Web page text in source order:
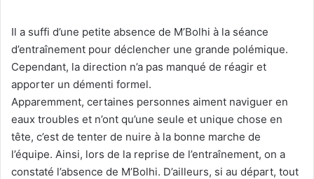
Il a suffi d’une petite absence de M’Bolhi à la séance
d’entraînement pour déclencher une grande polémique.
Cependant, la direction n’a pas manqué de réagir et
apporter un démenti formel.
Apparemment, certaines personnes aiment naviguer en
eaux troubles et n’ont qu’une seule et unique chose en
tête, c’est de tenter de nuire à la bonne marche de
l’équipe. Ainsi, lors de la reprise de l’entraînement, on a
constaté l’absence de M’Bolhi. D’ailleurs, si au départ, tout